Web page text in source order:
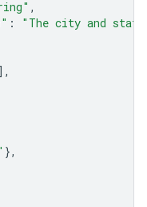
,
:
"The city and
],
},